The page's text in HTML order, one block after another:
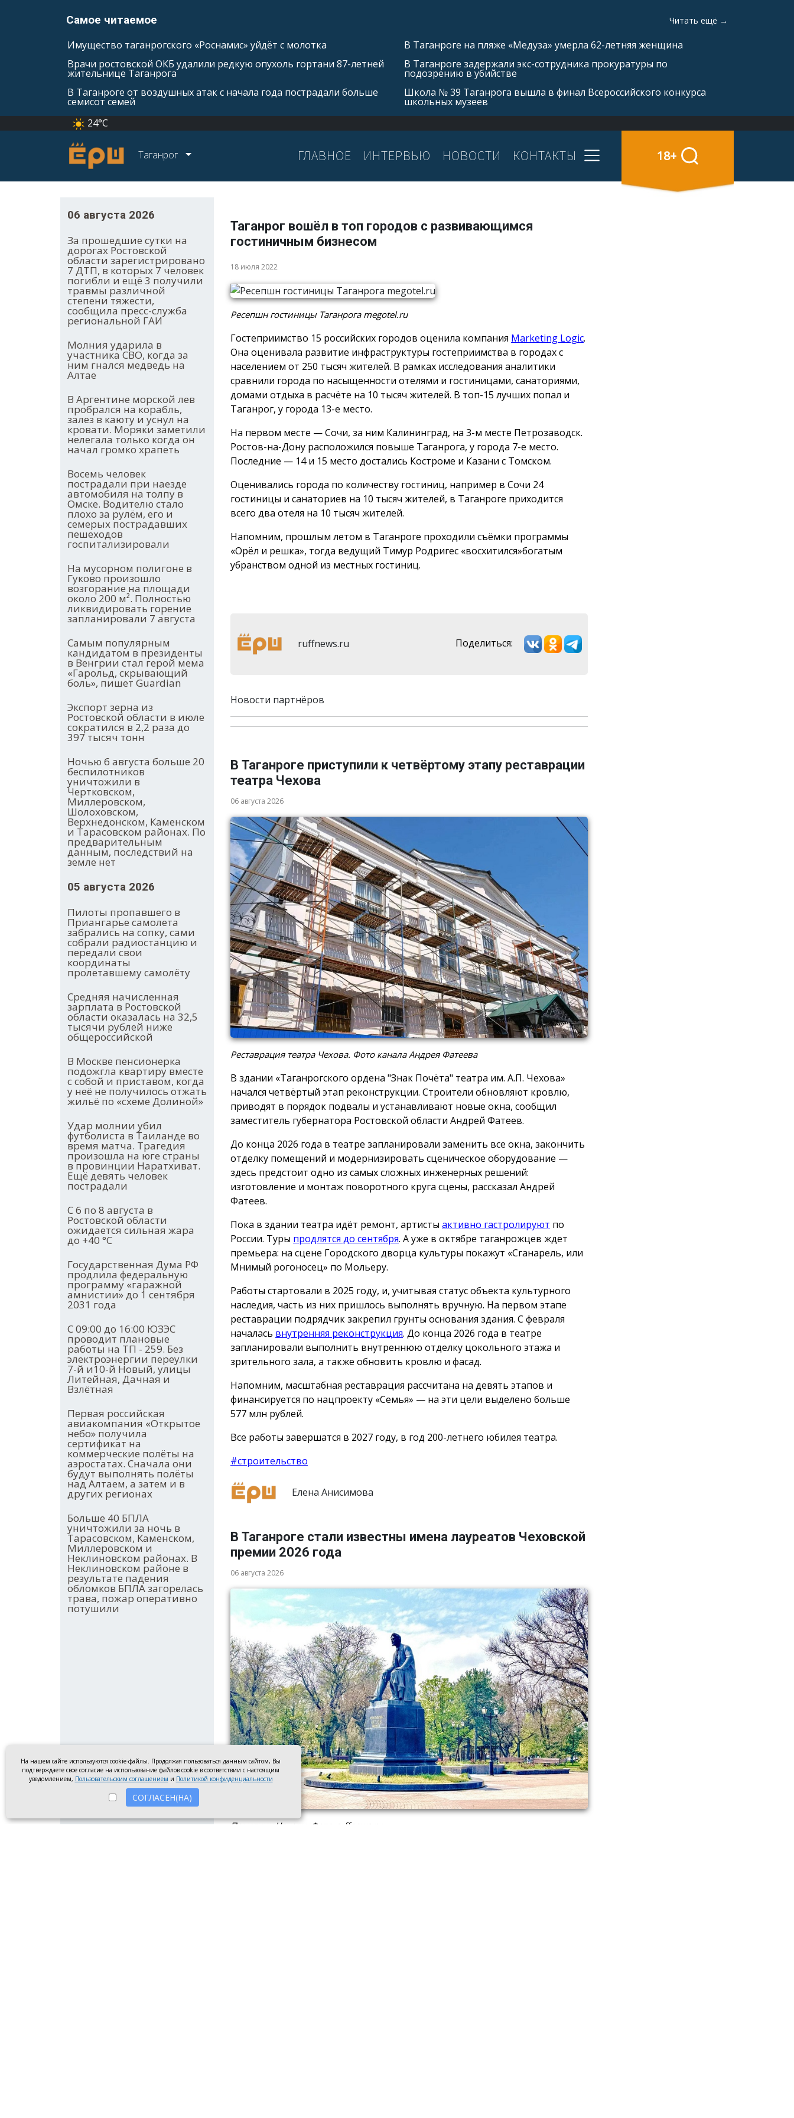
Самое читаемое Читать ещё →
Имущество таганрогского «Роснамис» уйдёт с молотка
Врачи ростовской ОКБ удалили редкую опухоль гортани 87-летней
жительнице Таганрога
В Таганроге от воздушных атак с начала года пострадали больше
семисот семей
В Таганроге на пляже «Медуза» умерла 62-летняя женщина
В Таганроге задержали экс-сотрудника прокуратуры по
подозрению в убийстве
Школа № 39 Таганрога вышла в финал Всероссийского конкурса
школьных музеев
24°C
Таганрог ГЛАВНОЕ ИНТЕРВЬЮ НОВОСТИ КОНТАКТЫ 18+
06 августа 2026
За прошедшие сутки на
дорогах Ростовской
области зарегистрировано
7 ДТП, в которых 7 человек
погибли и ещё 3 получили
травмы различной
степени тяжести,
сообщила пресс-служба
региональной ГАИ
Молния ударила в
участника СВО, когда за
ним гнался медведь на
Алтае
В Аргентине морской лев
пробрался на корабль,
залез в каюту и уснул на
кровати. Моряки заметили
нелегала только когда он
начал громко храпеть
Восемь человек
пострадали при наезде
автомобиля на толпу в
Омске. Водителю стало
плохо за рулём, его и
семерых пострадавших
пешеходов
госпитализировали
На мусорном полигоне в
Гуково произошло
возгорание на площади
около 200 м². Полностью
ликвидировать горение
запланировали 7 августа
Самым популярным
кандидатом в президенты
в Венгрии стал герой мема
«Гарольд, скрывающий
боль», пишет Guardian
Экспорт зерна из
Ростовской области в июле
сократился в 2,2 раза до
397 тысяч тонн
Ночью 6 августа больше 20
беспилотников
уничтожили в
Чертковском,
Миллеровском,
Шолоховском,
Верхнедонском, Каменском
и Тарасовском районах. По
предварительным
данным, последствий на
земле нет
05 августа 2026
Пилоты пропавшего в
Приангарье самолета
забрались на сопку, сами
собрали радиостанцию и
передали свои
координаты
пролетавшему самолёту
Средняя начисленная
зарплата в Ростовской
области оказалась на 32,5
тысячи рублей ниже
общероссийской
В Москве пенсионерка
подожгла квартиру вместе
с собой и приставом, когда
у неё не получилось отжать
жильё по «схеме Долиной»
Удар молнии убил
футболиста в Таиланде во
время матча. Трагедия
произошла на юге страны
в провинции Наратхиват.
Ещё девять человек
пострадали
С 6 по 8 августа в
Ростовской области
ожидается сильная жара
до +40 °С
Государственная Дума РФ
продлила федеральную
программу «гаражной
амнистии» до 1 сентября
2031 года
С 09:00 до 16:00 ЮЗЭС
проводит плановые
работы на ТП - 259. Без
электроэнергии переулки
7-й и10-й Новый, улицы
Литейная, Дачная и
Взлётная
Первая российская
авиакомпания «Открытое
небо» получила
сертификат на
коммерческие полёты на
аэростатах. Сначала они
будут выполнять полёты
над Алтаем, а затем и в
других регионах
Больше 40 БПЛА
уничтожили за ночь в
Тарасовском, Каменском,
Миллеровском и
Неклиновском районах. В
Неклиновском районе в
результате падения
обломков БПЛА загорелась
трава, пожар оперативно
потушили
Таганрог вошёл в топ городов с развивающимся
гостиничным бизнесом
18 июля 2022
Ресепшн гостиницы Таганрога megotel.ru
Гостеприимство 15 российских городов оценила компания Marketing Logic.
Она оценивала развитие инфраструктуры гостеприимства в городах с
населением от 250 тысяч жителей. В рамках исследования аналитики
сравнили города по насыщенности отелями и гостиницами, санаториями,
домами отдыха в расчёте на 10 тысяч жителей. В топ-15 лучших попал и
Таганрог, у города 13-е место.
На первом месте — Сочи, за ним Калининград, на 3-м месте Петрозаводск.
Ростов-на-Дону расположился повыше Таганрога, у города 7-е место.
Последние — 14 и 15 место достались Костроме и Казани с Томском.
Оценивались города по количеству гостиниц, например в Сочи 24
гостиницы и санаториев на 10 тысяч жителей, в Таганроге приходится
всего два отеля на 10 тысяч жителей.
Напомним, прошлым летом в Таганроге проходили съёмки программы
«Орёл и решка», тогда ведущий Тимур Родригес «восхитился»богатым
убранством одной из местных гостиниц.
ruffnews.ru Поделиться:
Новости партнёров
В Таганроге приступили к четвёртому этапу реставрации
театра Чехова
06 августа 2026
Реставрация театра Чехова. Фото канала Андрея Фатеева
В здании «Таганрогского ордена "Знак Почёта" театра им. А.П. Чехова»
начался четвёртый этап реконструкции. Строители обновляют кровлю,
приводят в порядок подвалы и устанавливают новые окна, сообщил
заместитель губернатора Ростовской области Андрей Фатеев.
До конца 2026 года в театре запланировали заменить все окна, закончить
отделку помещений и модернизировать сценическое оборудование —
здесь предстоит одно из самых сложных инженерных решений:
изготовление и монтаж поворотного круга сцены, рассказал Андрей
Фатеев.
Пока в здании театра идёт ремонт, артисты активно гастролируют по
России. Туры продлятся до сентября. А уже в октябре таганрожцев ждет
премьера: на сцене Городского дворца культуры покажут «Сганарель, или
Мнимый рогоносец» по Мольеру.
Работы стартовали в 2025 году, и, учитывая статус объекта культурного
наследия, часть из них пришлось выполнять вручную. На первом этапе
реставрации подрядчик закрепил грунты основания здания. С февраля
началась внутренняя реконструкция. До конца 2026 года в театре
запланировали выполнить внутреннюю отделку цокольного этажа и
зрительного зала, а также обновить кровлю и фасад.
Напомним, масштабная реставрация рассчитана на девять этапов и
финансируется по нацпроекту «Семья» — на эти цели выделено больше
577 млн рублей.
Все работы завершатся в 2027 году, в год 200-летнего юбилея театра.
#строительство
Елена Анисимова
В Таганроге стали известны имена лауреатов Чеховской
премии 2026 года
06 августа 2026
Памятник Чехову. Фото ruffnews.ru
На нашем сайте используются cookie-файлы. Продолжая пользоваться данным сайтом, Вы
подтверждаете свое согласие на использование файлов cookie в соответствии с настоящим
уведомлением, Пользовательским соглашением и Политикой конфиденциальности
СОГЛАСЕН(НА)